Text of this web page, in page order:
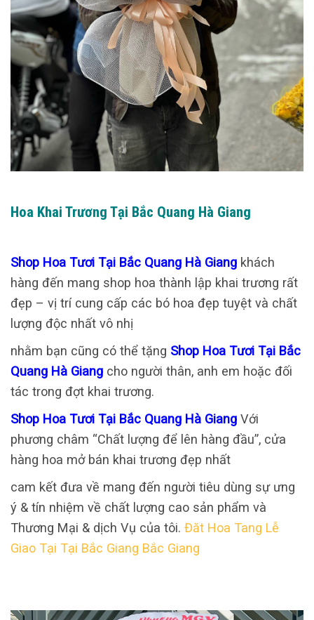
Hoa Khai Trương Tại Bắc Quang Hà Giang
Shop Hoa Tươi Tại Bắc Quang Hà Giang khách
hàng đến mang shop hoa thành lập khai trương rất
đẹp – vị trí cung cấp các bó hoa đẹp tuyệt và chất
lượng độc nhất vô nhị
nhằm bạn cũng có thể tặng Shop Hoa Tươi Tại Bắc
Quang Hà Giang cho người thân, anh em hoặc đối
tác trong đợt khai trương.
Shop Hoa Tươi Tại Bắc Quang Hà Giang Với
phương châm “Chất lượng để lên hàng đầu”, cửa
hàng hoa mở bán khai trương đẹp nhất
cam kết đưa về mang đến người tiêu dùng sự ưng
ý & tín nhiệm về chất lượng cao sản phẩm và
Thương Mại & dịch Vụ của tôi. Đăt Hoa Tang Lễ
Giao Tại Tại Bắc Giang Bắc Giang